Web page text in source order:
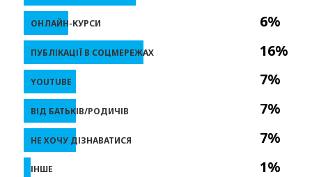
6%
16%
7%
7%
7%
1%
ОНЛАЙН-КУРСИ
ПУБЛІКАЦІЇ В СОЦМЕРЕЖАХ
YOUTUBE
ВІД БАТЬКІВ/РОДИЧІВ
НЕ ХОЧУ ДІЗНАВАТИСЯ
ІНШЕ